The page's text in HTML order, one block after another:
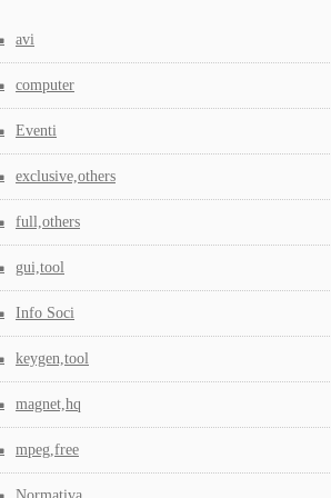
avi
computer
Eventi
exclusive,others
full,others
gui,tool
Info Soci
keygen,tool
magnet,hq
mpeg,free